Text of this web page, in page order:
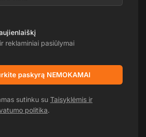
reklaminiai pasiūlymai
paskyrą NEMOKAMAI
sutinku su Taisyklėmis ir
politika.